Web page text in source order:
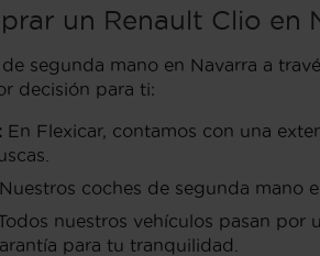
un Renault Clio en
segunda mano en Navarra a
decisión para ti:
En Flexicar, contamos con una
Nuestros coches de segunda mano
nuestros vehículos pasan por
para tu tranquilidad.